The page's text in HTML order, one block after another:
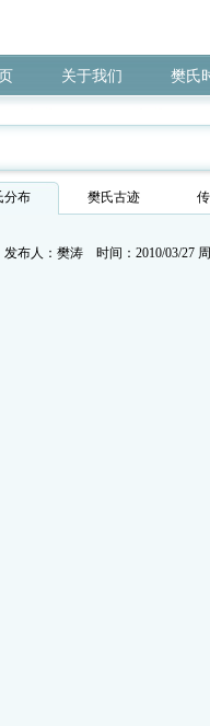
关于我们 樊氏
分布 樊氏古迹
发布人：樊涛 时间：2010/03/27